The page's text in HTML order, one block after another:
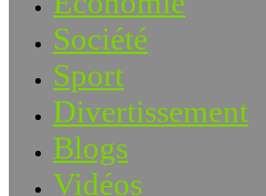
Société
Sport
Divertissement
Blogs
Vidéos